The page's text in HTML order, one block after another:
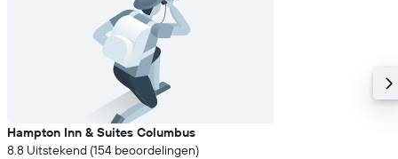
Hampton Inn & Suites Columbus
8.8 Uitstekend (154 beoordelingen)